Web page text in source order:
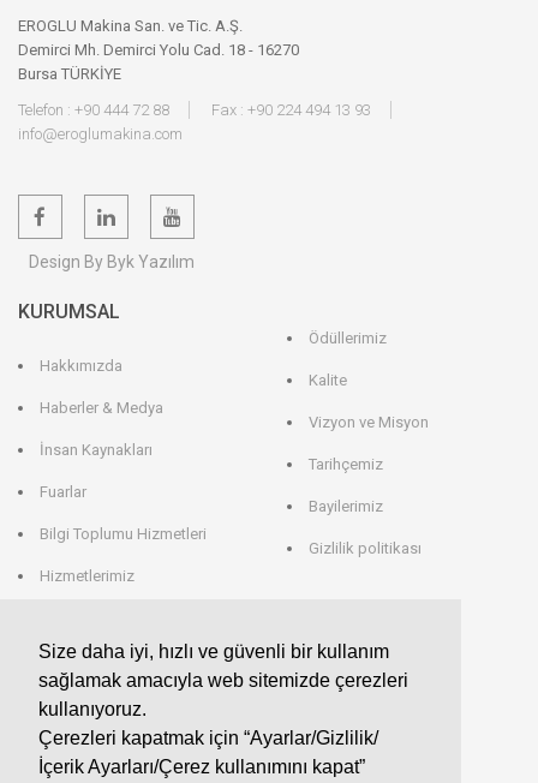
Size daha iyi, hızlı ve güvenli bir kullanım
sağlamak amacıyla web sitemizde çerezleri
kullanıyoruz.
Çerezleri kapatmak için “Ayarlar/Gizlilik/
İçerik Ayarları/Çerez kullanımını kapat”
EROGLU Makina San. ve Tic. A.Ş.
Demirci Mh. Demirci Yolu Cad. 18 - 16270
Bursa TÜRKİYE
Telefon : +90 444 72 88
Fax : +90 224 494 13 93
info@eroglumakina.com
Design By Byk Yazılım
KURUMSAL
Hakkımızda
Haberler & Medya
İnsan Kaynakları
Fuarlar
Bilgi Toplumu Hizmetleri
Hizmetlerimiz
Ödüllerimiz
Kalite
Vizyon ve Misyon
Tarihçemiz
Bayilerimiz
Gizlilik politikası
EROGLU ALMANYA
EROGLU Präzisionswerkzeuge GmbH
Heerweg 9 - 72116 Mössingen